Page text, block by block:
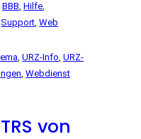
, BBB , Hilfe
, Support , Web
, URZ-Info , URZ-
, Webdienst
von